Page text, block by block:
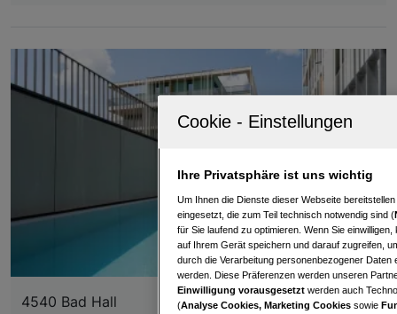
4540 Bad Hall
Ihre Privatsphäre ist uns wichtig
Um Ihnen die Dienste dieser Webseite
eingesetzt, die zum Teil technisch notwendig sind (
für Sie laufend zu optimieren. Wenn Sie
auf Ihrem Gerät speichern und darauf zugreifen,
durch die Verarbeitung personenbezogener
werden. Diese Präferenzen werden unseren
Einwilligung vorausgesetzt werden auch
(Analyse Cookies, Marketing Cookies sowie